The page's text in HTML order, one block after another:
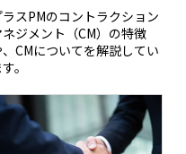
ラスPMのコントラクション
ネジメント（CM）の特徴
、CMについてを解説してい
。